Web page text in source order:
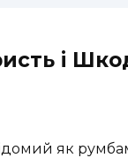
і
як